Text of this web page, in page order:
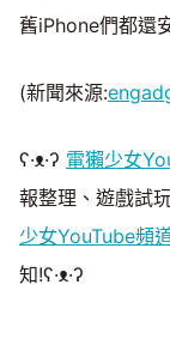
舊iPhone們都還
(新聞來源:
ʕ·ᴥ·ʔ 電獺少女
報整理、遊戲試
少女YouTube頻
知!ʕ·ᴥ·ʔ